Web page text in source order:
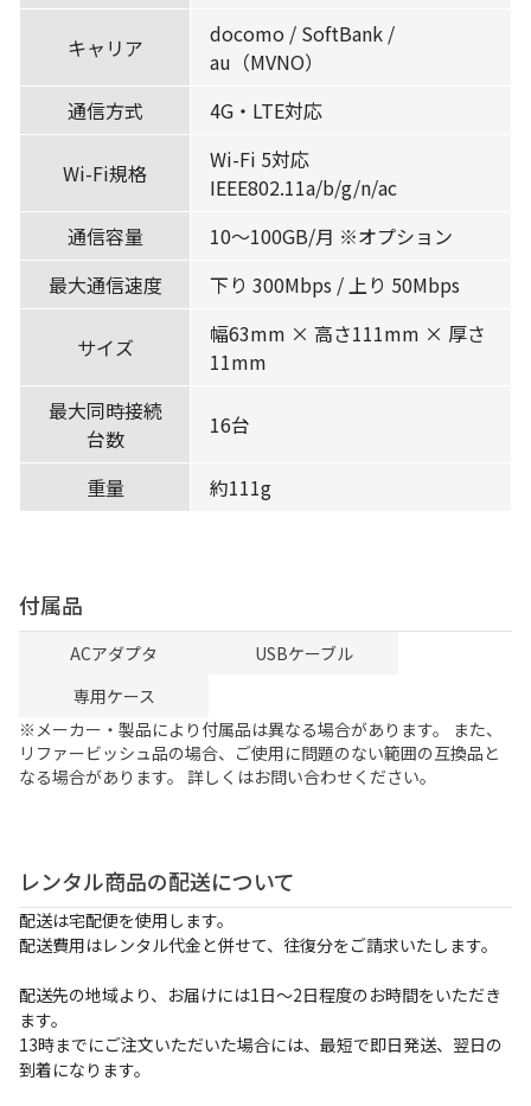
キャリア
docomo / SoftBank /
au（MVNO）
通信方式
4G・LTE対応
Wi-Fi規格
Wi-Fi 5対応
IEEE802.11a/b/g/n/ac
通信容量
10〜100GB/月 ※オプション
最大通信速度
下り 300Mbps / 上り 50Mbps
サイズ
幅63mm × 高さ111mm × 厚さ
11mm
最大同時接続
台数
16台
重量 約111g
付属品
ACアダプタ
USBケーブル
専用ケース
※メーカー・製品により付属品は異なる場合があります。 また、
リファービッシュ品の場合、ご使用に問題のない範囲の互換品と
なる場合があります。 詳しくはお問い合わせください。
レンタル商品の配送について
配送は宅配便を使用します。
配送費用はレンタル代金と併せて、往復分をご請求いたします。
配送先の地域より、お届けには1日～2日程度のお時間をいただき
ます。
13時までにご注文いただいた場合には、最短で即日発送、翌日の
到着になります。